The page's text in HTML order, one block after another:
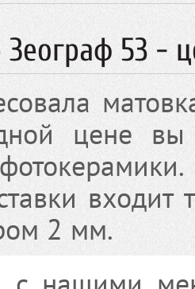
53 -
цене
входит
2 мм.